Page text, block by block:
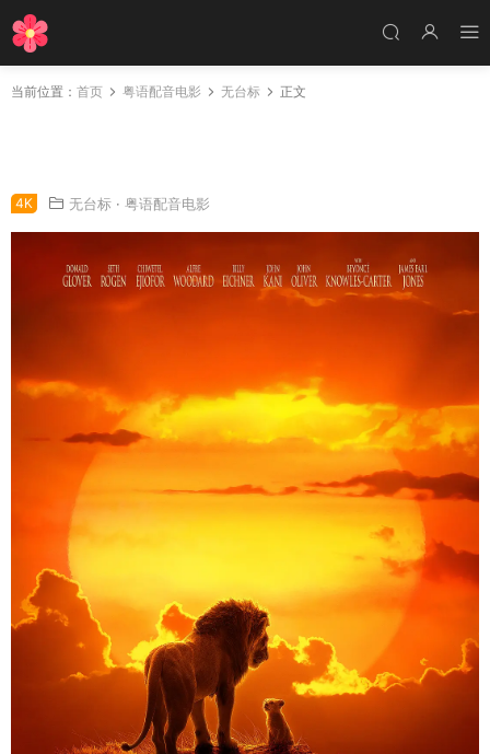
当前位置： 首页 粤语配音电影 无台标 正文
4K 无台标 · 粤语配音电影